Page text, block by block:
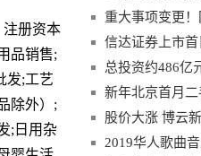
注册资本
品销售;
发;工艺
除外）;
;日用杂
重大事项变更
信达证券上市首
总投资约486亿
新年北京首月
股价大涨 博云
2019华人歌曲